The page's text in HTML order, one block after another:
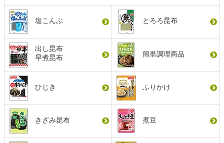
塩こんぶ とろろ昆布
出し昆布
早煮昆布
簡単調理商品
ひじき ふりかけ
きざみ昆布 煮豆